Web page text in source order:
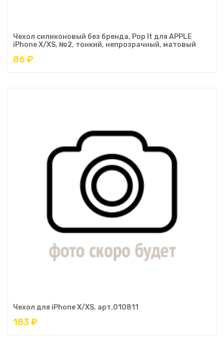
Чехол силиконовый без бренда, Pop It для APPLE
iPhone X/XS, №2, тонкий, непрозрачный, матовый
86 ₽
Чехол для iPhone X/XS, арт.010811
183 ₽